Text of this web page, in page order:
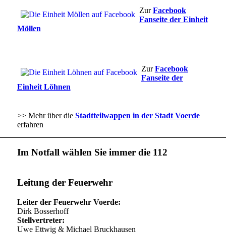
ZurFacebook
Fanseite der Einheit
Möllen
ZurFacebook
Fanseite der
Einheit Löhnen
>> Mehr über die Stadtteilwappen in der Stadt Voerde
erfahren
Im Notfall wählen Sie immer die 112
Leitung der Feuerwehr
Leiter der Feuerwehr Voerde:
Dirk Bosserhoff
Stellvertreter:
Uwe Ettwig & Michael Bruckhausen